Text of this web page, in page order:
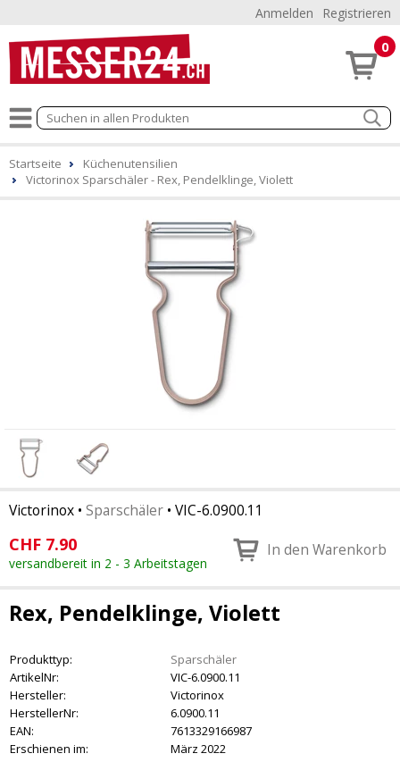
Anmelden Registrieren
0
Startseite
Küchenutensilien
Victorinox Sparschäler - Rex, Pendelklinge, Violett
Victorinox • Sparschäler • VIC-6.0900.11
CHF 7.90
versandbereit in 2 - 3 Arbeitstagen
In den Warenkorb
Rex, Pendelklinge, Violett
Produkttyp:
Sparschäler
ArtikelNr:
VIC-6.0900.11
Hersteller:
Victorinox
HerstellerNr:
6.0900.11
EAN:
7613329166987
Erschienen im:
März 2022